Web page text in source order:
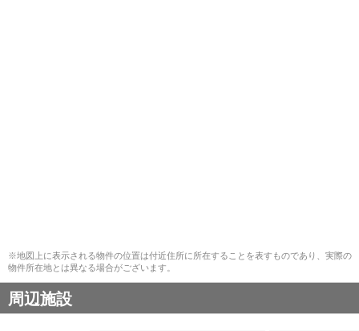
※地図上に表示される物件の位置は付近住所に所在することを表すものであり、実際の
物件所在地とは異なる場合がございます。
周辺施設